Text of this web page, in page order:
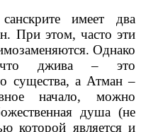
имеет два
При этом, часто эти
Однако
что джива – это
существа, а Атман –
начало, можно
душа (не
которой является и